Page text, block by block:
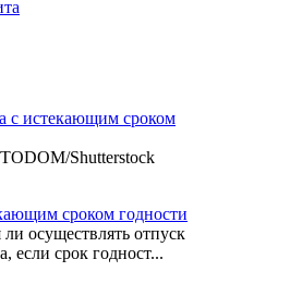
Shutterstoсk
сроком годности
осуществлять отпуск
если срок годност...